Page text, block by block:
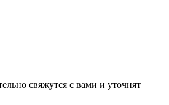
свяжутся с вами и уточнят